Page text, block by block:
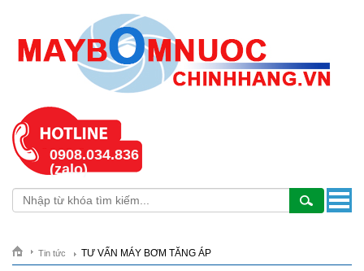
0908.034.836
(zalo)
Tin tức TƯ VẤN MÁY BƠM TĂNG ÁP